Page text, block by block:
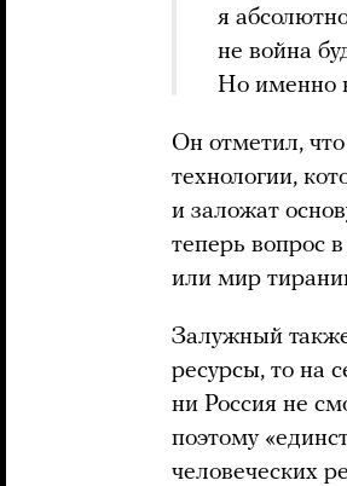
я
не война
Но именно
Он отметил,
технологии,
и заложат
теперь вопрос
или мир
Залужный
ресурсы, то на
ни Россия не
поэтому
человеческих